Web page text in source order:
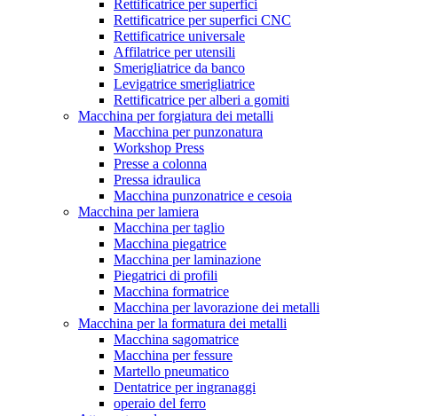
Rettificatrice per superfici
Rettificatrice per superfici CNC
Rettificatrice universale
Affilatrice per utensili
Smerigliatrice da banco
Levigatrice smerigliatrice
Rettificatrice per alberi a gomiti
Macchina per forgiatura dei metalli
Macchina per punzonatura
Workshop Press
Presse a colonna
Pressa idraulica
Macchina punzonatrice e cesoia
Macchina per lamiera
Macchina per taglio
Macchina piegatrice
Macchina per laminazione
Piegatrici di profili
Macchina formatrice
Macchina per lavorazione dei metalli
Macchina per la formatura dei metalli
Macchina sagomatrice
Macchina per fessure
Martello pneumatico
Dentatrice per ingranaggi
operaio del ferro